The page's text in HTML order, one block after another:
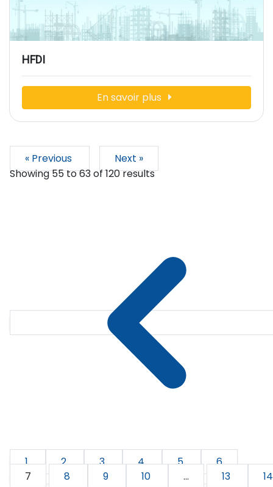
HFDI
En savoir plus
« Previous
Next »
Showing55to63of120results
1 2 3 4 5
6
7
8 9 10 ... 13 14